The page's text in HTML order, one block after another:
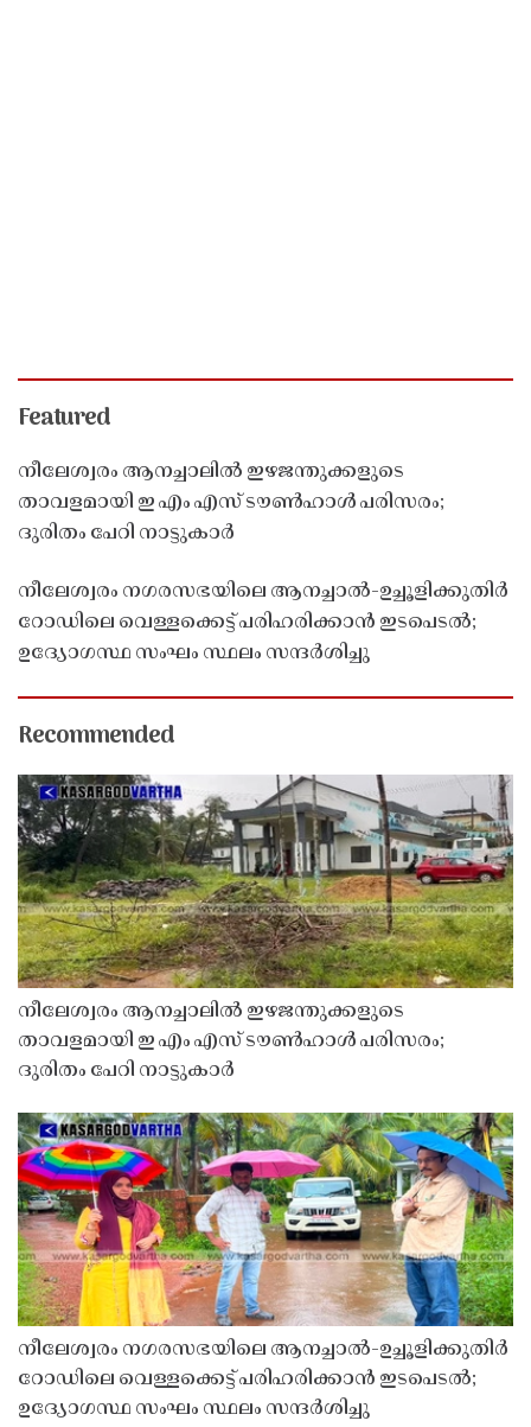
Featured
നീലേശ്വരം ആനച്ചാലിൽ ഇഴജന്തുക്കളുടെ
താവളമായി ഇ എം എസ് ടൗൺഹാൾ പരിസരം;
ദുരിതം പേറി നാട്ടുകാർ
നീലേശ്വരം നഗരസഭയിലെ ആനച്ചാൽ-ഉച്ചൂളിക്കുതിർ
റോഡിലെ വെള്ളക്കെട്ട് പരിഹരിക്കാൻ ഇടപെടൽ;
ഉദ്യോഗസ്ഥ സംഘം സ്ഥലം സന്ദർശിച്ചു
Recommended
നീലേശ്വരം ആനച്ചാലിൽ ഇഴജന്തുക്കളുടെ
താവളമായി ഇ എം എസ് ടൗൺഹാൾ പരിസരം;
ദുരിതം പേറി നാട്ടുകാർ
നീലേശ്വരം നഗരസഭയിലെ ആനച്ചാൽ-ഉച്ചൂളിക്കുതിർ
റോഡിലെ വെള്ളക്കെട്ട് പരിഹരിക്കാൻ ഇടപെടൽ;
ഉദ്യോഗസ്ഥ സംഘം സ്ഥലം സന്ദർശിച്ചു